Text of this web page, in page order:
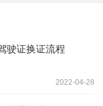
驶证换证流程
2022-04-28